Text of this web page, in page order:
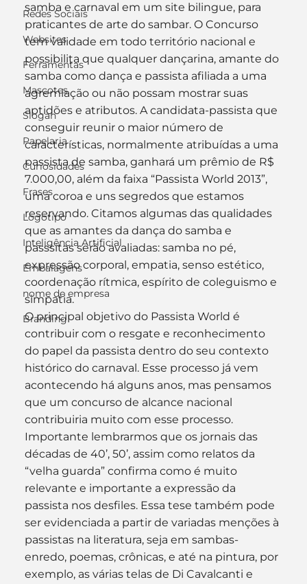
Redes Sociais
Websites
Ferramentas
Mascotes
Slogan
Papelaria
Curiosidades
Frases
Logotipo
Inteligência Artificial
Embalagens
nome de empresa
Branding
samba e carnaval em um site bilingue, para
praticantes de arte do sambar. O Concurso
tem validade em todo território nacional e
possibilita que qualquer dançarina, amante do
samba como dança e passista afiliada a uma
agremiação ou não possam mostrar suas
aptidões e atributos. A candidata-passista que
conseguir reunir o maior número de
características, normalmente atribuídas a uma
passista de samba, ganhará um prêmio de R$
7.000,00, além da faixa “Passista World 2013”,
uma coroa e uns segredos que estamos
reservando. Citamos algumas das qualidades
que as amantes da dança do samba e
passsitas serão avaliadas: samba no pé,
expressão corporal, empatia, senso estético,
coordenação rítmica, espírito de coleguismo e
simpatia.
O principal objetivo do Passista World é
contribuir com o resgate e reconhecimento
do papel da passista dentro do seu contexto
histórico do carnaval. Esse processo já vem
acontecendo há alguns anos, mas pensamos
que um concurso de alcance nacional
contribuiria muito com esse processo.
Importante lembrarmos que os jornais das
décadas de 40’, 50’, assim como relatos da
“velha guarda” confirma como é muito
relevante e importante a expressão da
passista nos desfiles. Essa tese também pode
ser evidenciada a partir de variadas menções à
passistas na literatura, seja em sambas-
enredo, poemas, crônicas, e até na pintura, por
exemplo, as várias telas de Di Cavalcanti e